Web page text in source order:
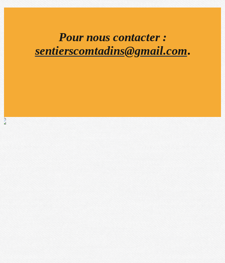
Pour nous contacter :
sentierscomtadins@gmail.com.